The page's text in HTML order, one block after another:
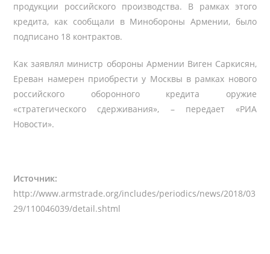
продукции российского производства. В рамках этого
кредита, как сообщали в Минобороны Армении, было
подписано 18 контрактов.
Как заявлял министр обороны Армении Виген Саркисян,
Ереван намерен приобрести у Москвы в рамках нового
российского оборонного кредита оружие
«стратегического сдерживания», – передает «РИА
Новости».
Источник:
http://www.armstrade.org/includes/periodics/news/2018/03
29/110046039/detail.shtml